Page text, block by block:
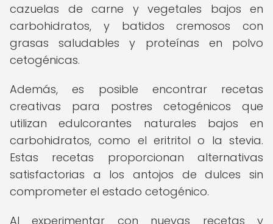
cazuelas de carne y vegetales bajos en
carbohidratos, y batidos cremosos con
grasas saludables y proteínas en polvo
cetogénicas.
Además, es posible encontrar recetas
creativas para postres cetogénicos que
utilizan edulcorantes naturales bajos en
carbohidratos, como el eritritol o la stevia.
Estas recetas proporcionan alternativas
satisfactorias a los antojos de dulces sin
comprometer el estado cetogénico.
Al experimentar con nuevas recetas y